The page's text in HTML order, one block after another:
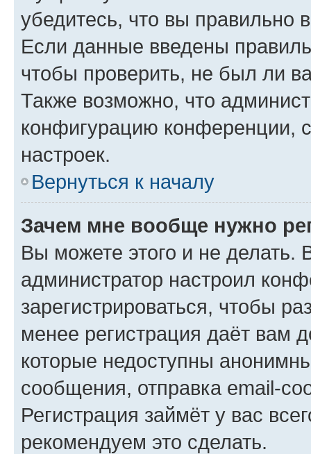
убедитесь, что вы правильно
Если данные введены
чтобы проверить, не был ли
Также возможно, что
конфигурацию конференции,
настроек.
Вернуться к началу
Зачем мне вообще нужно
Вы можете этого и не делать.
администратор настроил
зарегистрироваться, чтобы
менее регистрация даёт вам
которые недоступны
сообщения, отправка email-
Регистрация займёт у вас
рекомендуем это сделать.